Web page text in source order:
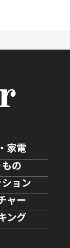
家電
の
ョン
ャー
ング